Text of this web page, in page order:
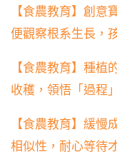
【食農教育】創意
便觀察根系生長，
【食農教育】種植
收穫，領悟「過程
【食農教育】緩慢
相似性，耐心等待